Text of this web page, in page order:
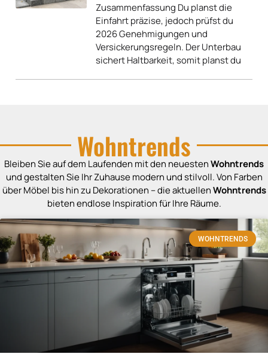
Zusammenfassung Du planst die
Einfahrt präzise, jedoch prüfst du
2026 Genehmigungen und
Versickerungsregeln. Der Unterbau
sichert Haltbarkeit, somit planst du
Wohntrends
Bleiben Sie auf dem Laufenden mit den neuestenWohntrends
und gestalten Sie Ihr Zuhause modern und stilvoll. Von Farben
über Möbel bis hin zu Dekorationen – die aktuellenWohntrends
bieten endlose Inspiration für Ihre Räume.
WOHNTRENDS